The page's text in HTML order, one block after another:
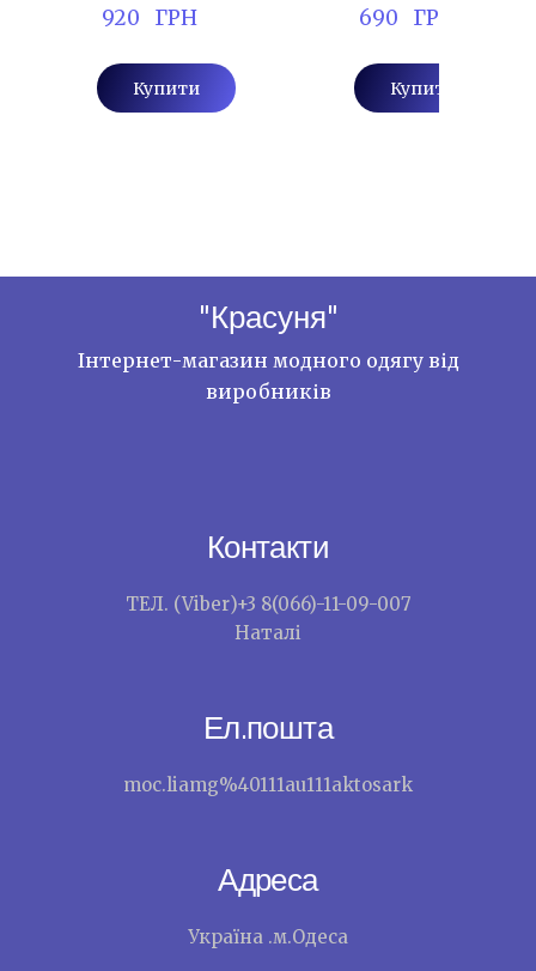
920   ГРН
Купити
690   ГРН
Купити
"Красуня"
Інтернет-магазин модного одягу від
виробників
Контакти
ТЕЛ. (Viber)+3 8(066)-11-09-007
Наталі
Ел.пошта
moc.liamg%40111au111aktosark
Адреса
Україна .м.Одеса